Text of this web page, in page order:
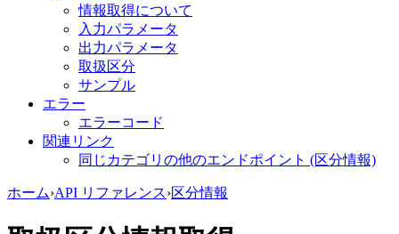
情報取得について
入力パラメータ
出力パラメータ
取扱区分
サンプル
エラー
エラーコード
関連リンク
同じカテゴリの他のエンドポイント (区分情報)
ホーム›API リファレンス›区分情報